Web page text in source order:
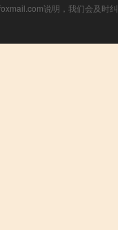
说明，我们会及时